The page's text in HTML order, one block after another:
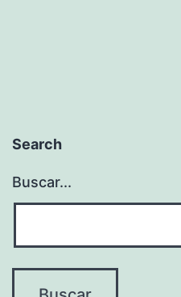
Search
Buscar...